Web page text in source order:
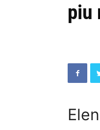
piu